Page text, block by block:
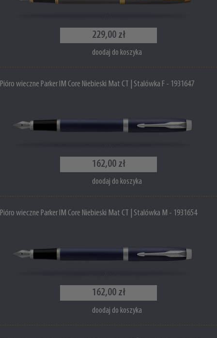
229,00 zł
doodaj do koszyka
Pióro wieczne Parker IM Core Niebieski Mat CT | Stalówka F - 1931647
162,00 zł
doodaj do koszyka
Pióro wieczne Parker IM Core Niebieski Mat CT | Stalówka M - 1931654
162,00 zł
doodaj do koszyka